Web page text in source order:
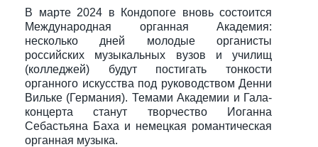
В марте 2024 в Кондопоге вновь состоится
Международная органная Академия:
несколько дней молодые органисты
российских музыкальных вузов и училищ
(колледжей) будут постигать тонкости
органного искусства под руководством Денни
Вильке (Германия). Темами Академии и Гала-
концерта станут творчество Иоганна
Себастьяна Баха и немецкая романтическая
органная музыка.